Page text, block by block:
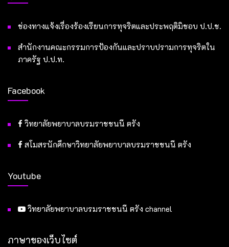
ช่องทางแจ้งเรื่องร้องเรียนการทุจริตและประพฤติมิชอบ ป.ป.ช.
สำนักงานคณะกรรมการป้องกันและปราบปรามการทุจริตใน
ภาครัฐ ป.ป.ท.
Facebook
วิทยาลัยพยาบาลบรมราชชนนี ตรัง
สโมสรนักศึกษาวิทยาลัยพยาบาลบรมราชชนนี ตรัง
Youtube
วิทยาลัยพยาบาลบรมราชชนนี ตรัง channel
ภาษาของเว็บไซต์